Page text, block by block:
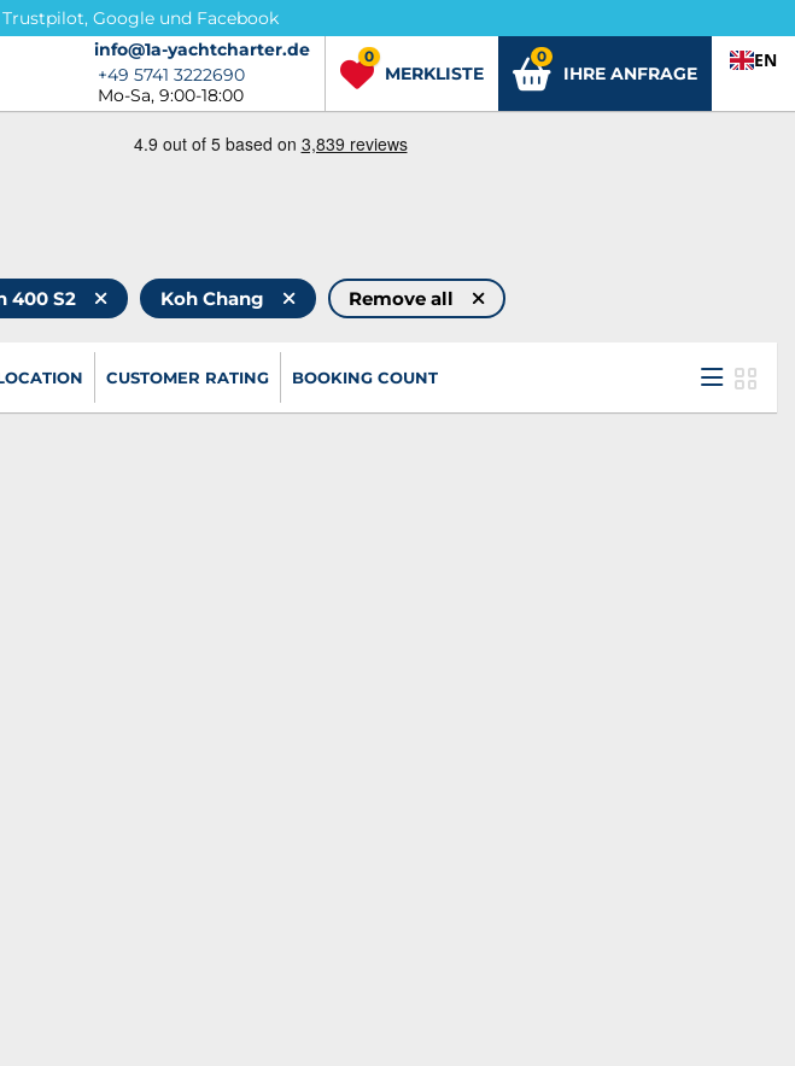
Google und Facebook
info@1a-yachtcharter.de
info@1a-yachtcharter.de
+49 5741 3222690
+49 5741 3222690
Mo-Sa, 9:00-18:00
MERKLISTE
0
IHRE ANFRAGE
0 EN
400 S2 Koh Chang Remove all
CUSTOMER RATING BOOKING COUNT